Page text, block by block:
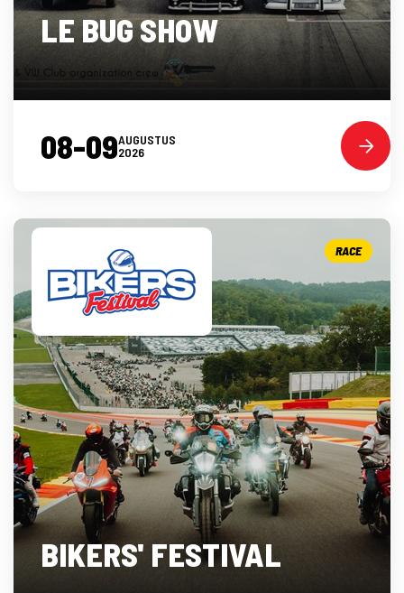
LE BUG SHOW
08-09AUGUSTUS
2026
BIKERS' FESTIVAL
RACE